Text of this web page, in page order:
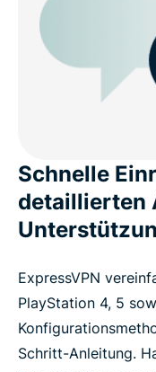
Schnelle
detaillierten
ExpressVPN
PlayStation 4, 5
Schritt-Anleitung.